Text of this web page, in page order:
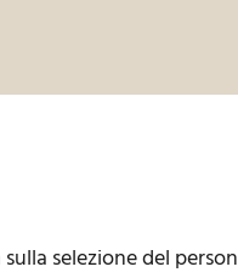
selezione del